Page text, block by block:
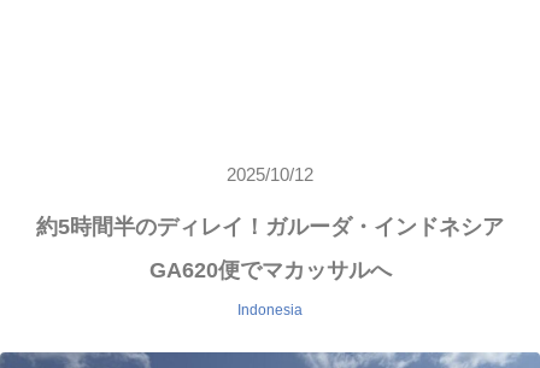
2025/10/12
約5時間半のディレイ！ガルーダ・インドネシア
GA620便でマカッサルへ
Indonesia